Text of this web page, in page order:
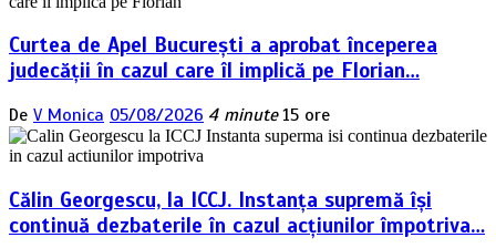
Curtea de Apel București a aprobat începerea
judecății în cazul care îl implică pe Florian…
De V Monica 05/08/2026 4 minute 15 ore
Călin Georgescu, la ICCJ. Instanța supremă își
continuă dezbaterile în cazul acțiunilor împotriva…